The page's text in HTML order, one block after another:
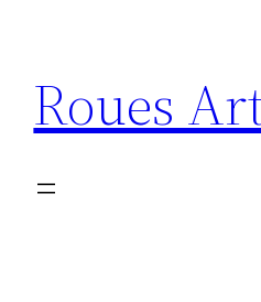
contenu
Roues